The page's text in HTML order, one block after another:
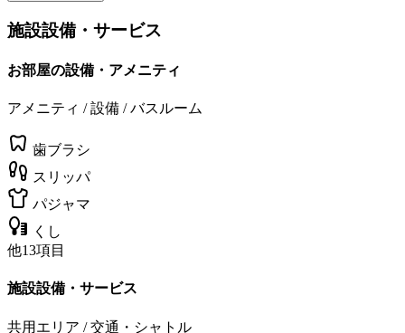
施設設備・サービス
お部屋の設備・アメニティ
アメニティ / 設備 / バスルーム
歯ブラシ
スリッパ
パジャマ
くし
他13項目
施設設備・サービス
共用エリア / 交通・シャトル